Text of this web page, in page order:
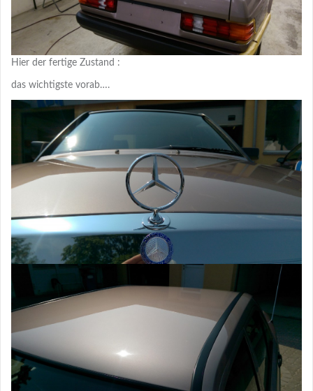
Hier der fertige Zustand :
das wichtigste vorab….